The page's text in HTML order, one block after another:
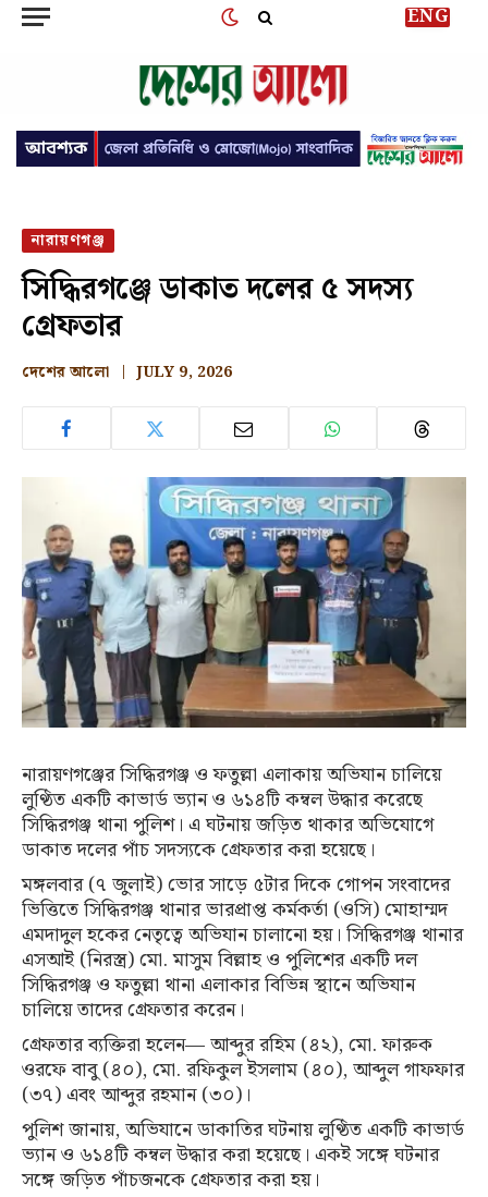
ENG
নারায়ণগঞ্জ
সিদ্ধিরগঞ্জে ডাকাত দলের ৫ সদস্য
গ্রেফতার
দেশের আলো JULY 9, 2026
নারায়ণগঞ্জের সিদ্ধিরগঞ্জ ও ফতুল্লা এলাকায় অভিযান চালিয়ে
লুণ্ঠিত একটি কাভার্ড ভ্যান ও ৬১৪টি কম্বল উদ্ধার করেছে
সিদ্ধিরগঞ্জ থানা পুলিশ। এ ঘটনায় জড়িত থাকার অভিযোগে
ডাকাত দলের পাঁচ সদস্যকে গ্রেফতার করা হয়েছে।
মঙ্গলবার (৭ জুলাই) ভোর সাড়ে ৫টার দিকে গোপন সংবাদের
ভিত্তিতে সিদ্ধিরগঞ্জ থানার ভারপ্রাপ্ত কর্মকর্তা (ওসি) মোহাম্মদ
এমদাদুল হকের নেতৃত্বে অভিযান চালানো হয়। সিদ্ধিরগঞ্জ থানার
এসআই (নিরস্ত্র) মো. মাসুম বিল্লাহ ও পুলিশের একটি দল
সিদ্ধিরগঞ্জ ও ফতুল্লা থানা এলাকার বিভিন্ন স্থানে অভিযান
চালিয়ে তাদের গ্রেফতার করেন।
গ্রেফতার ব্যক্তিরা হলেন— আব্দুর রহিম (৪২), মো. ফারুক
ওরফে বাবু (৪০), মো. রফিকুল ইসলাম (৪০), আব্দুল গাফফার
(৩৭) এবং আব্দুর রহমান (৩০)।
পুলিশ জানায়, অভিযানে ডাকাতির ঘটনায় লুণ্ঠিত একটি কাভার্ড
ভ্যান ও ৬১৪টি কম্বল উদ্ধার করা হয়েছে। একই সঙ্গে ঘটনার
সঙ্গে জড়িত পাঁচজনকে গ্রেফতার করা হয়।